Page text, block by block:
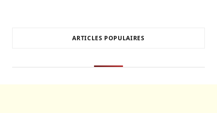
ARTICLES POPULAIRES